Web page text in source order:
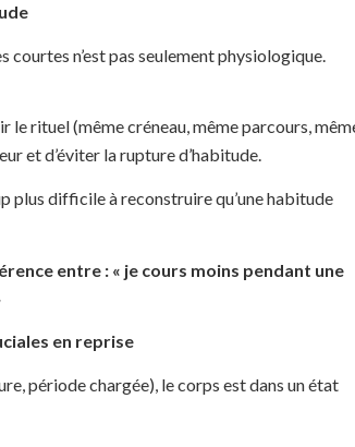
n’est pas seulement physiologique.
rituel (même créneau, même parcours,
et d’éviter la rupture d’habitude.
plus difficile à reconstruire qu’une habitude
entre : « je cours moins pendant une
en reprise
période chargée), le corps est dans un état